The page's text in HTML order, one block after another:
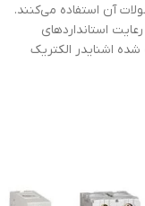
آن استفاده می‌کنند.
رعایت استانداردهای
اشنایدر الکتریک